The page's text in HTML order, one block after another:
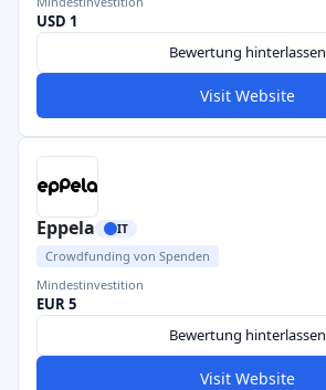
USD 1
Bewertung hinterlassen
Visit Website
Eppela IT
Crowdfunding von Spenden
Mindestinvestition
EUR 5
Bewertung hinterlassen
Visit Website